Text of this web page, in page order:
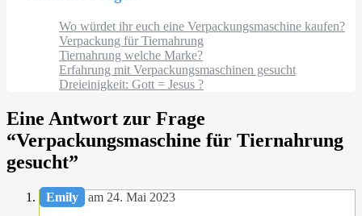
Wo würdet ihr euch eine Verpackungsmaschine kaufen?
Verpackung für Tiernahrung
Tiernahrung welche Marke?
Erfahrung mit Verpackungsmaschinen gesucht
Dreieinigkeit: Gott = Jesus ?
Eine Antwort zur Frage
“Verpackungsmaschine für Tiernahrung
gesucht”
Emily
am 24. Mai 2023